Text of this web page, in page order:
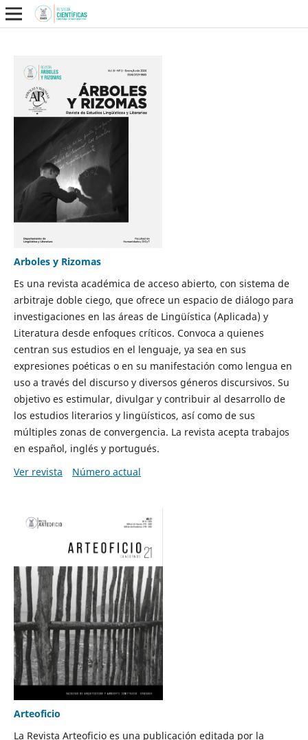
Arboles y Rizomas
Es una revista académica de acceso abierto, con sistema de
arbitraje doble ciego, que ofrece un espacio de diálogo para
investigaciones en las áreas de Lingüística (Aplicada) y
Literatura desde enfoques críticos. Convoca a quienes
centran sus estudios en el lenguaje, ya sea en sus
expresiones poéticas o en su manifestación como lengua en
uso a través del discurso y diversos géneros discursivos. Su
objetivo es estimular, divulgar y contribuir al desarrollo de
los estudios literarios y lingüísticos, así como de sus
múltiples zonas de convergencia. La revista acepta trabajos
en español, inglés y portugués.
Ver revista
Número actual
Arteoficio
La Revista Arteoficio es una publicación editada por la